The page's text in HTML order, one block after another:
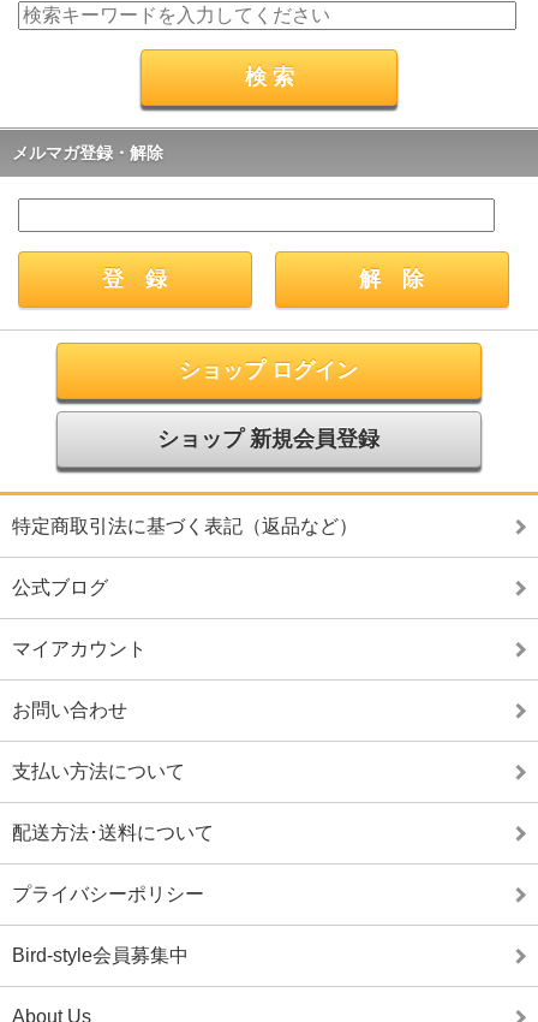
メルマガ登録・解除
ショップ ログイン
ショップ 新規会員登録
特定商取引法に基づく表記（返品など）
公式ブログ
マイアカウント
お問い合わせ
支払い方法について
配送方法･送料について
プライバシーポリシー
Bird-style会員募集中
About Us